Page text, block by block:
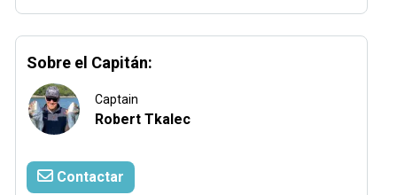
Sobre el Capitán:
Captain
Robert Tkalec
Contactar